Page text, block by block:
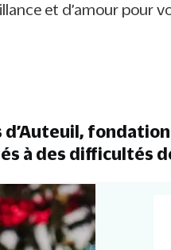
et d’amour pour
d’Auteuil,
à des difficultés